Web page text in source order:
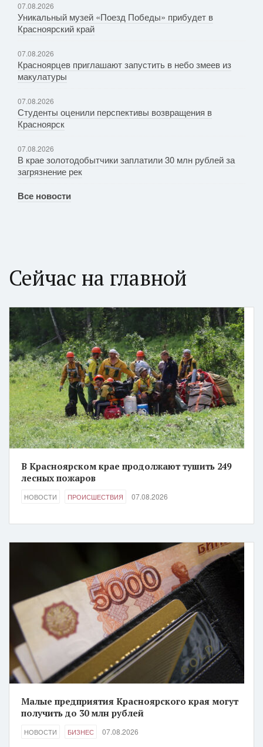
07.08.2026
Уникальный музей «Поезд Победы» прибудет в
Красноярский край
07.08.2026
Красноярцев приглашают запустить в небо змеев из
макулатуры
07.08.2026
Студенты оценили перспективы возвращения в
Красноярск
07.08.2026
В крае золотодобытчики заплатили 30 млн рублей за
загрязнение рек
Все новости
Сейчас на главной
В Красноярском крае продолжают тушить 249
лесных пожаров
НОВОСТИ ПРОИСШЕСТВИЯ 07.08.2026
Малые предприятия Красноярского края могут
получить до 30 млн рублей
НОВОСТИ БИЗНЕС 07.08.2026